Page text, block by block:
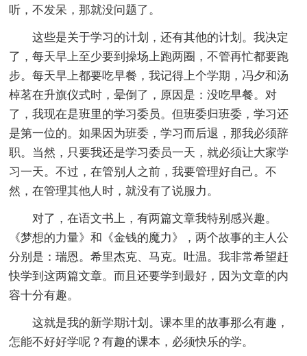
听，不发呆，那就没问题了。
这些是关于学习的计划，还有其他的计划。我决定
了，每天早上至少要到操场上跑两圈，不管再忙都要跑
步。每天早上都要吃早餐，我记得上个学期，冯夕和汤
棹茗在升旗仪式时，晕倒了，原因是：没吃早餐。对
了，我现在是班里的学习委员。但班委归班委，学习还
是第一位的。如果因为班委，学习而后退，那我必须辞
职。当然，只要我还是学习委员一天，就必须让大家学
习一天。不过，在管别人之前，我要管理好自己。不
然，在管理其他人时，就没有了说服力。
对了，在语文书上，有两篇文章我特别感兴趣。
《梦想的力量》和《金钱的魔力》，两个故事的主人公
分别是：瑞恩。希里杰克、马克。吐温。我非常希望赶
快学到这两篇文章。而且还要学到最好，因为文章的内
容十分有趣。
这就是我的新学期计划。课本里的故事那么有趣，
怎能不好好学呢？有趣的课本，必须快乐的学。